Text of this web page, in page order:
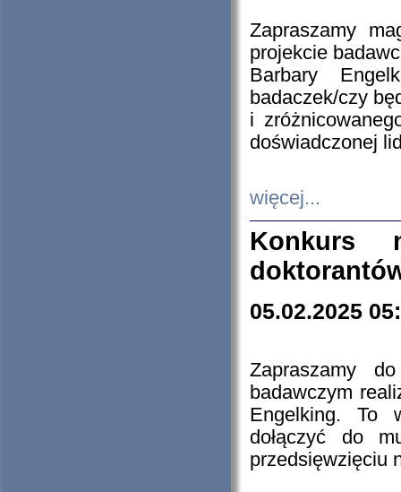
Zapraszamy
projekcie
Barbary
badaczek/czy
i
doświadczonej
więcej...
Konkurs
05.02.2025
Zapraszamy
badawczym
Engelking. To
dołączyć do
przedsięwzięciu